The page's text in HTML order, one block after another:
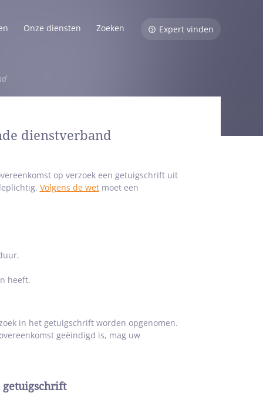
Onze diensten Zoeken Expert vinden
dienstverband
op verzoek een getuigschrift uit
Volgens de wetmoet een
heeft.
in het getuigschrift worden opgenomen.
geëindigd is, mag uw